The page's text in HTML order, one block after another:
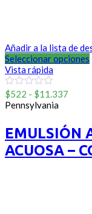
Añadir a la lista de
Seleccionar opciones
Vista rápida
0
out
of
$522 - $11.337
desde
$522
hasta
Pennsylvania
EMULSIÓN
ACUOSA –